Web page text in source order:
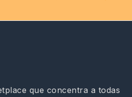
que concentra a todas